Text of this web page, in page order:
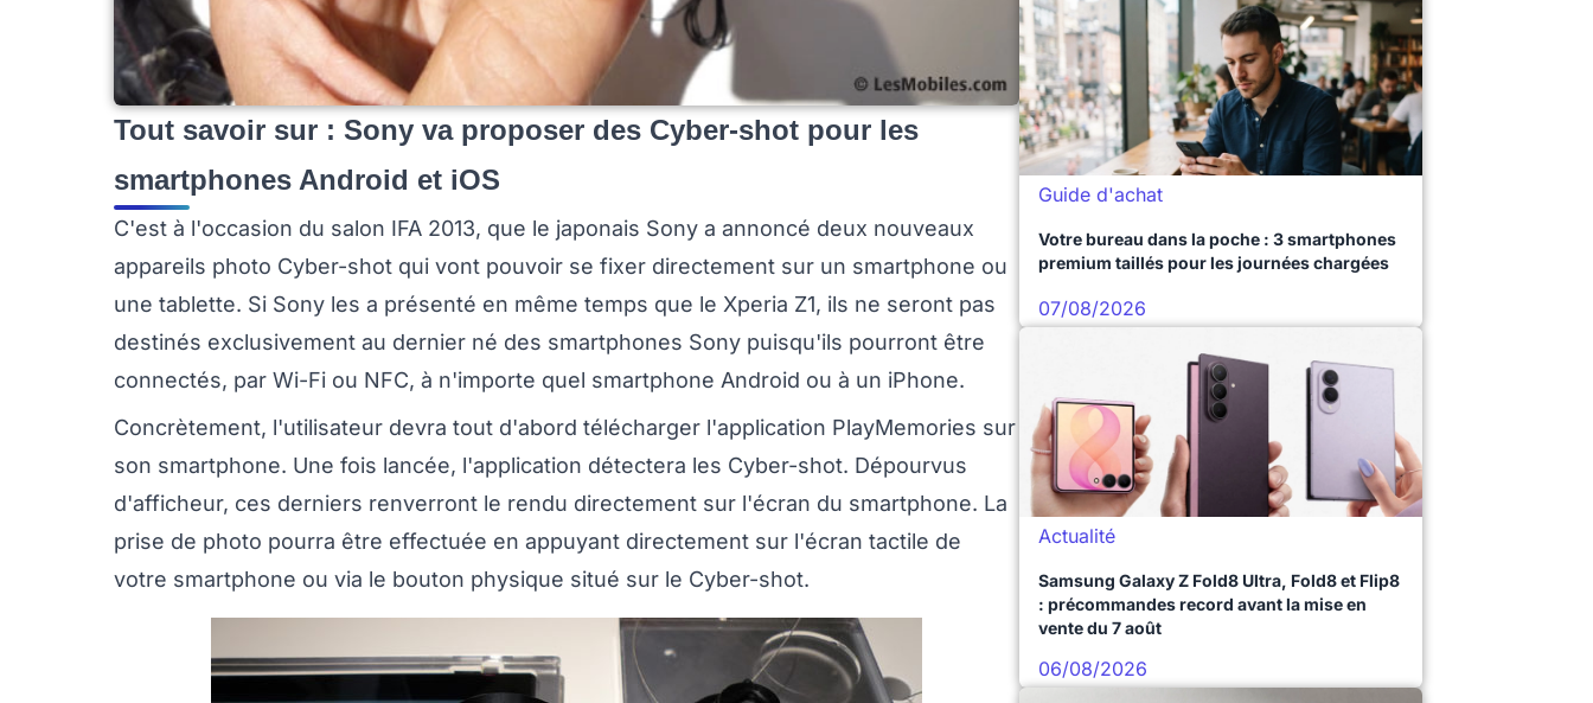
Tout savoir sur : Sony va proposer des Cyber-shot pour les
smartphones Android et iOS
C'est à l'occasion du salon IFA 2013, que le japonais Sony a annoncé deux nouveaux
appareils photo Cyber-shot qui vont pouvoir se fixer directement sur un smartphone ou
une tablette. Si Sony les a présenté en même temps que le Xperia Z1, ils ne seront pas
destinés exclusivement au dernier né des smartphones Sony puisqu'ils pourront être
connectés, par Wi-Fi ou NFC, à n'importe quel smartphone Android ou à un iPhone.
Concrètement, l'utilisateur devra tout d'abord télécharger l'application PlayMemories sur
son smartphone. Une fois lancée, l'application détectera les Cyber-shot. Dépourvus
d'afficheur, ces derniers renverront le rendu directement sur l'écran du smartphone. La
prise de photo pourra être effectuée en appuyant directement sur l'écran tactile de
votre smartphone ou via le bouton physique situé sur le Cyber-shot.
Guide d'achat
Votre bureau dans la poche : 3 smartphones
premium taillés pour les journées chargées
07/08/2026
Actualité
Samsung Galaxy Z Fold8 Ultra, Fold8 et Flip8
: précommandes record avant la mise en
vente du 7 août
06/08/2026